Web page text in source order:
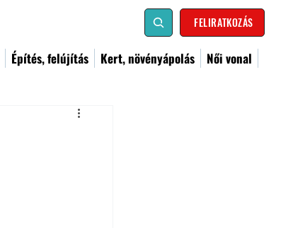
FELIRATKOZÁS
Építés, felújítás Kert, növényápolás
Női vonal